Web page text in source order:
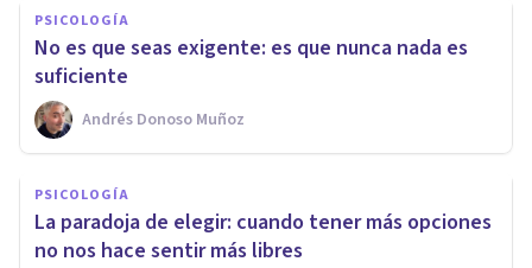
PSICOLOGÍA
No es que seas exigente: es que nunca nada es
suficiente
Andrés Donoso Muñoz
PSICOLOGÍA
La paradoja de elegir: cuando tener más opciones
no nos hace sentir más libres